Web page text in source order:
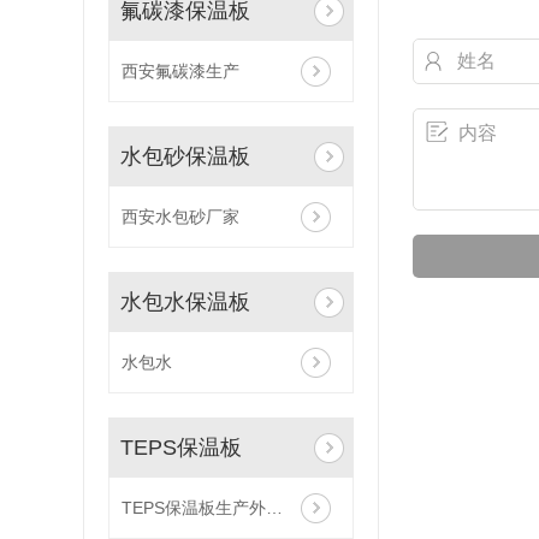
氟碳漆保温板
西安氟碳漆生产
水包砂保温板
西安水包砂厂家
水包水保温板
水包水
TEPS保温板
TEPS保温板生产外墙保温